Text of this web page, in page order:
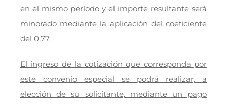
en el mismo período y el importe resultante será
minorado mediante la aplicación del coeficiente
del 0,77.
El ingreso de la cotización que corresponda por
este convenio especial se podrá realizar, a
elección de su solicitante, mediante un pago